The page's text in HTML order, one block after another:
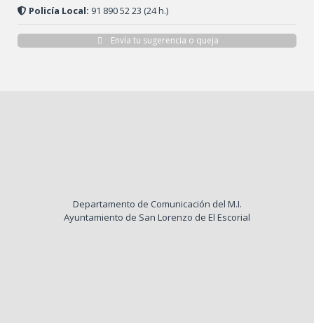
Policía Local: 91 890 52 23 (24 h.)
Envía tu sugerencia o queja
Departamento de Comunicación del M.I.
Ayuntamiento de San Lorenzo de El Escorial